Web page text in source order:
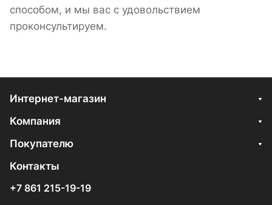
способом, и мы вас с удовольствием
проконсультируем.
Интернет-магазин
Компания
Покупателю
Контакты
+7 861 215-19-19